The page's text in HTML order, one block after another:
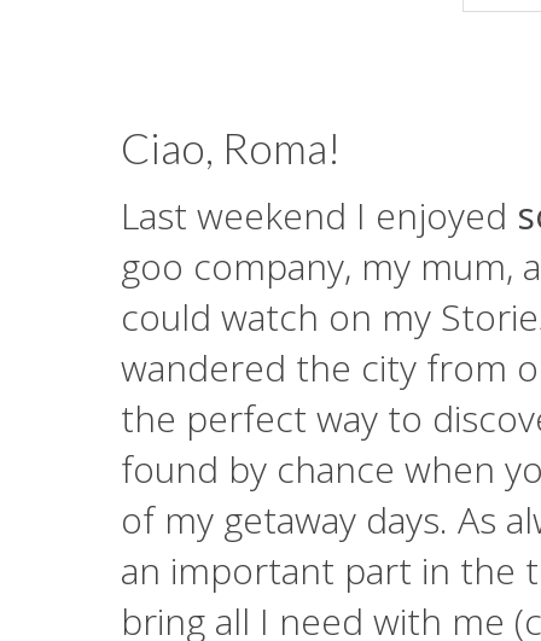
Ciao, Roma!
Last weekend I enjoyed
goo company, my mum,
could watch on my
wandered the city from
the perfect way to
found by chance when
of my getaway days. As
an important part in the
bring all I need with me